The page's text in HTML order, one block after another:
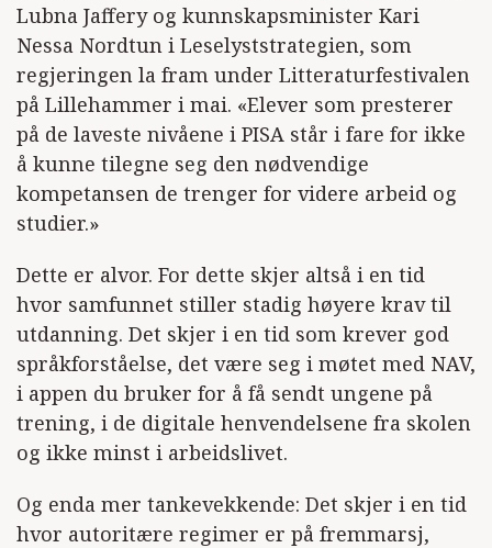
Lubna Jaffery og kunnskapsminister Kari
Nessa Nordtun i Leselyststrategien, som
regjeringen la fram under Litteraturfestivalen
på Lillehammer i mai. «Elever som presterer
på de laveste nivåene i PISA står i fare for ikke
å kunne tilegne seg den nødvendige
kompetansen de trenger for videre arbeid og
studier.»
Dette er alvor. For dette skjer altså i en tid
hvor samfunnet stiller stadig høyere krav til
utdanning. Det skjer i en tid som krever god
språkforståelse, det være seg i møtet med NAV,
i appen du bruker for å få sendt ungene på
trening, i de digitale henvendelsene fra skolen
og ikke minst i arbeidslivet.
Og enda mer tankevekkende: Det skjer i en tid
hvor autoritære regimer er på fremmarsj,